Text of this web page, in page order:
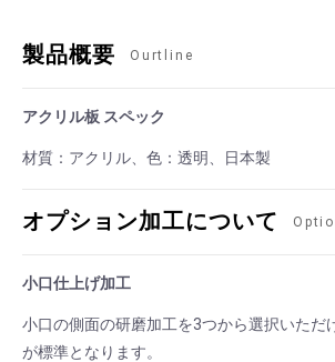
製品概要 Ourtline
アクリル板 スペック
材質：アクリル、色：透明、日本製
オプション加工について
小口仕上げ加工
小口の側面の研磨加工を3つから選択いただ
が標準となります。